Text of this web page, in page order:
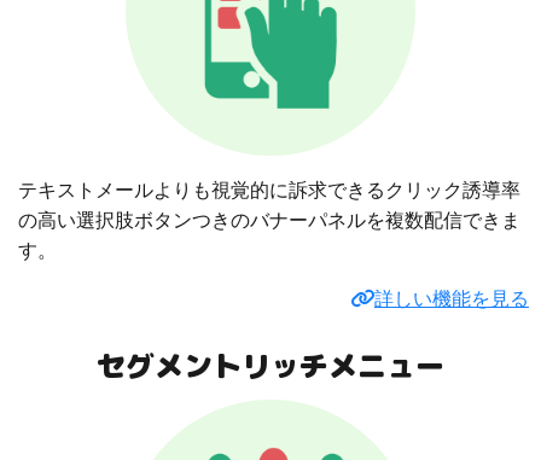
テキストメールよりも視覚的に訴求できるクリック誘導率
の高い選択肢ボタンつきのバナーパネルを複数配信できま
す。
詳しい機能を見る
セグメントリッチメニュー